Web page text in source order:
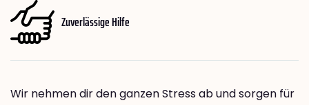
Zuverlässige Hilfe
Wir nehmen dir den ganzen Stress ab und sorgen für